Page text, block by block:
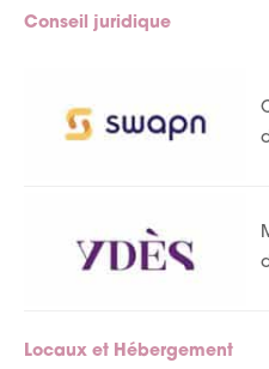
Conseil juridique
Locaux et Hébergement